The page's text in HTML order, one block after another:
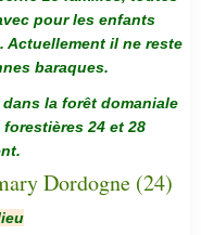
pour les enfants
Actuellement il ne reste
baraques.
la forêt domaniale
24 et 28